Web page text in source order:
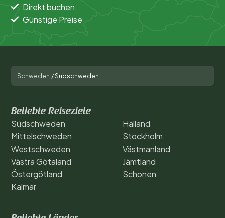
Direkt buchen
Günstige Preise
Schweden /Südschweden
Beliebte Reiseziele
Südschweden
Mittelschweden
Westschweden
Västra Götaland
Östergötland
Kalmar
Halland
Stockholm
Västmanland
Jämtland
Schonen